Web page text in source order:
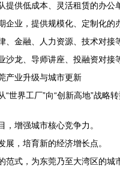
提供低成本、灵活租赁的办公
企业，提供规模化、定制化
、金融、人力资源、技术对接
沙龙、导师讲座、投融资对
产业升级与城市更新
世界工厂”向“创新高地”战略
增强城市核心竞争力。
，培育新的经济增长点。
范式，为东莞乃至大湾区的城